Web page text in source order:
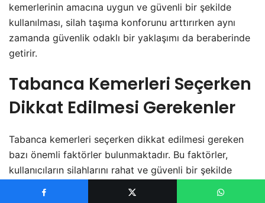
kemerlerinin amacına uygun ve güvenli bir şekilde
kullanılması, silah taşıma konforunu arttırırken aynı
zamanda güvenlik odaklı bir yaklaşımı da beraberinde
getirir.
Tabanca Kemerleri Seçerken
Dikkat Edilmesi Gerekenler
Tabanca kemerleri seçerken dikkat edilmesi gereken
bazı önemli faktörler bulunmaktadır. Bu faktörler,
kullanıcıların silahlarını rahat ve güvenli bir şekilde
seçerken dikkat edilmesi gerekenler: